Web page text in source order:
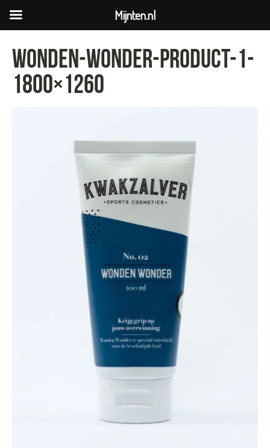
Wonden-wonder-product-1-
1800×1260
Mijnten.nl